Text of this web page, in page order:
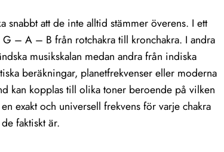
snabbt att de inte alltid stämmer överens. I ett
– A – B från rotchakra till kronchakra. I andra
musikskalan medan andra från indiska
beräkningar, planetfrekvenser eller moderna
kan kopplas till olika toner beroende på vilken
exakt och universell frekvens för varje chakra
faktiskt är.